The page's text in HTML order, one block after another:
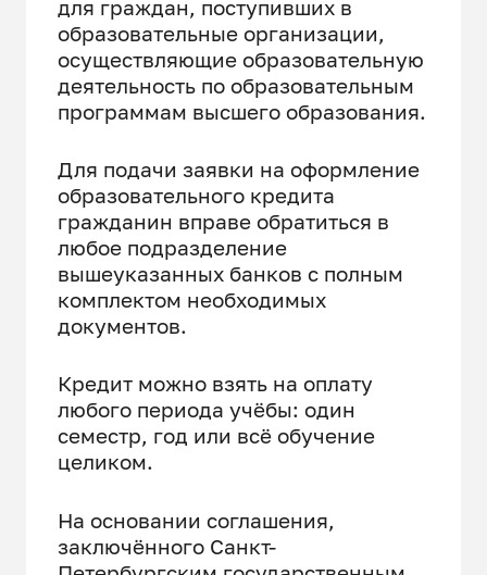
для граждан, поступивших в
образовательные организации,
осуществляющие образовательную
деятельность по образовательным
программам высшего образования.
Для подачи заявки на оформление
образовательного кредита
гражданин вправе обратиться в
любое подразделение
вышеуказанных банков с полным
комплектом необходимых
документов.
Кредит можно взять на оплату
любого периода учёбы: один
семестр, год или всё обучение
целиком.
На основании соглашения,
заключённого Санкт-